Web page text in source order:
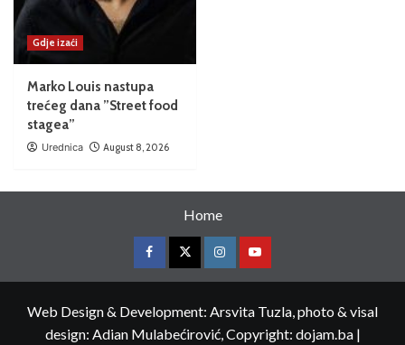
Gdje izaći
Marko Louis nastupa
trećeg dana ”Street food
stagea”
Urednica August 8, 2026
Home
Web Design & Development: Arsvita Tuzla, photo & visal
design: Adian Mulabećirović, Copyright: dojam.ba |